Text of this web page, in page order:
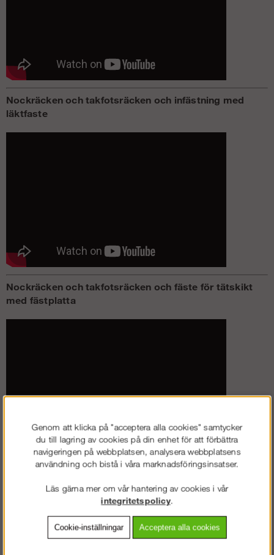
Nockräcken och takfotsräcken och infästning med
läktfaste
Nockräcken och takfotsräcken och fäste för tätskikt
med fästplatta
Nockräcken och takfotsräcken och fäste för tätskikt
med slät tätplåt
Genom att klicka på "acceptera alla cookies" samtycker
du till lagring av cookies på din enhet för att förbättra
navigeringen på webbplatsen, analysera webbplatsens
användning och bistå i våra marknadsföringsinsatser.
Läs gärna mer om vår hantering av cookies i vår
integritetspolicy.
Cookie-inställningar Acceptera alla cookies